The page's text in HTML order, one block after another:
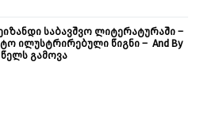
საბავშვო ლიტერატურაში –
ილუსტრირებული წიგნი – And By
წელს გამოვა